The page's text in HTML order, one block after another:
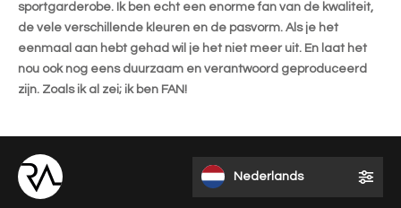
sportgarderobe. Ik ben echt een enorme fan van de kwaliteit,
de vele verschillende kleuren en de pasvorm. Als je het
eenmaal aan hebt gehad wil je het niet meer uit. En laat het
nou ook nog eens duurzaam en verantwoord geproduceerd
zijn. Zoals ik al zei; ik ben FAN!
Nederlands